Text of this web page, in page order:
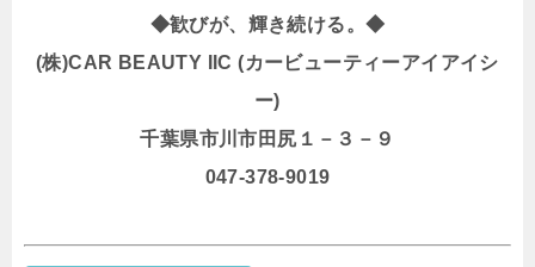
◆歓びが、輝き続ける。◆
(株)CAR BEAUTY IIC (カービューティーアイアイシ
ー)
千葉県市川市田尻１－３－９
047-378-9019